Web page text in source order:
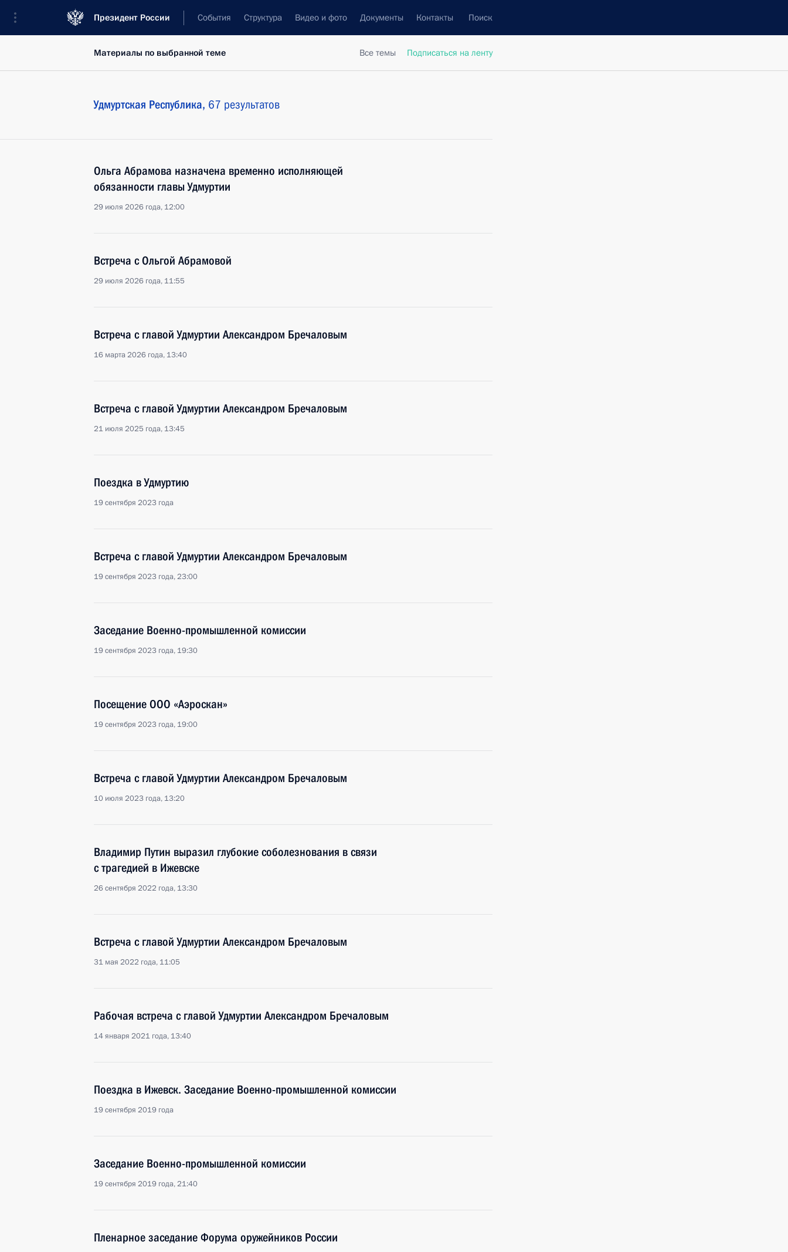
Президент России События Структура Видео и фото Документы Контакты Поиск
Все темы Подписаться на ленту
Материалы по выбранной теме
Удмуртская Республика, 67 результатов
Ольга Абрамова назначена временно исполняющей
обязанности главы Удмуртии
29 июля 2026 года, 12:00
Встреча с Ольгой Абрамовой
29 июля 2026 года, 11:55
Встреча с главой Удмуртии Александром Бречаловым
16 марта 2026 года, 13:40
Встреча с главой Удмуртии Александром Бречаловым
21 июля 2025 года, 13:45
Поездка в Удмуртию
19 сентября 2023 года
Встреча с главой Удмуртии Александром Бречаловым
19 сентября 2023 года, 23:00
Заседание Военно-промышленной комиссии
19 сентября 2023 года, 19:30
Посещение ООО «Аэроскан»
19 сентября 2023 года, 19:00
Встреча с главой Удмуртии Александром Бречаловым
10 июля 2023 года, 13:20
Владимир Путин выразил глубокие соболезнования в связи
с трагедией в Ижевске
26 сентября 2022 года, 13:30
Встреча с главой Удмуртии Александром Бречаловым
31 мая 2022 года, 11:05
Рабочая встреча с главой Удмуртии Александром Бречаловым
14 января 2021 года, 13:40
Поездка в Ижевск. Заседание Военно-промышленной комиссии
19 сентября 2019 года
Заседание Военно-промышленной комиссии
19 сентября 2019 года, 21:40
Пленарное заседание Форума оружейников России